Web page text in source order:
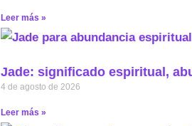
Leer más »
Jade: significado espiritual,
4 de agosto de 2026
Leer más »